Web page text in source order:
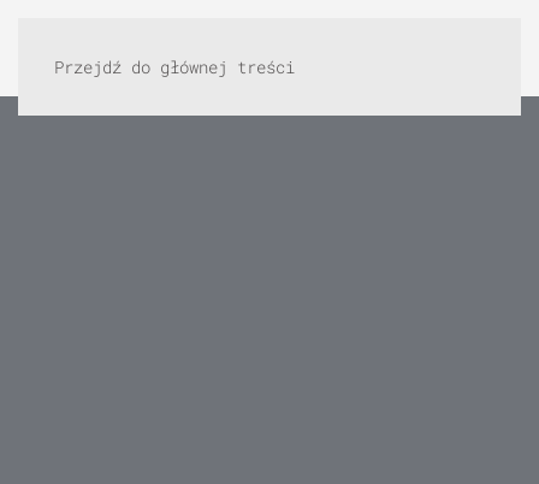
Przejdź do głównej treści